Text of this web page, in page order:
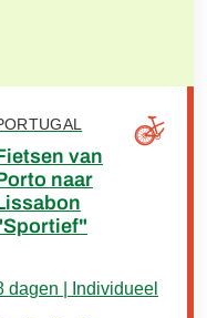
van
naar
dagen | Individueel